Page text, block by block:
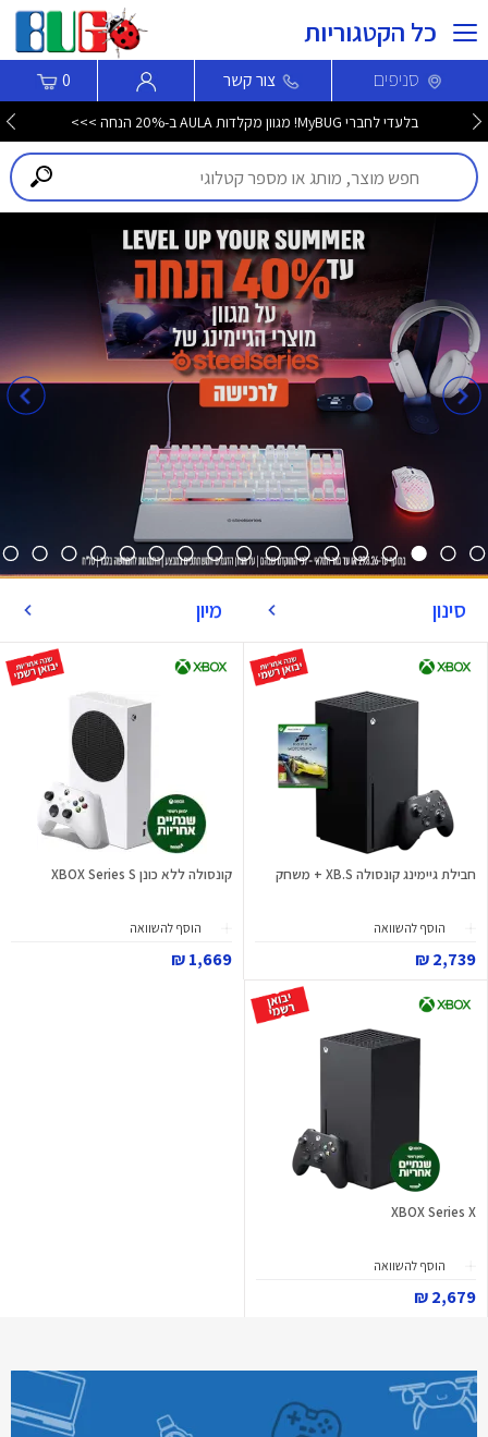
כל הקטגוריות
סניפים צור קשר 0
בלעדי לחברי MyBUG! מגוון מקלדות AULA ב-20% הנחה >>>
סינון מיון
חבילת גיימינג קונסולה XB.S + משחק
הוסף להשוואה
2,739 ₪
קונסולה ללא כונן XBOX Series S
הוסף להשוואה
1,669 ₪
XBOX Series X
הוסף להשוואה
2,679 ₪